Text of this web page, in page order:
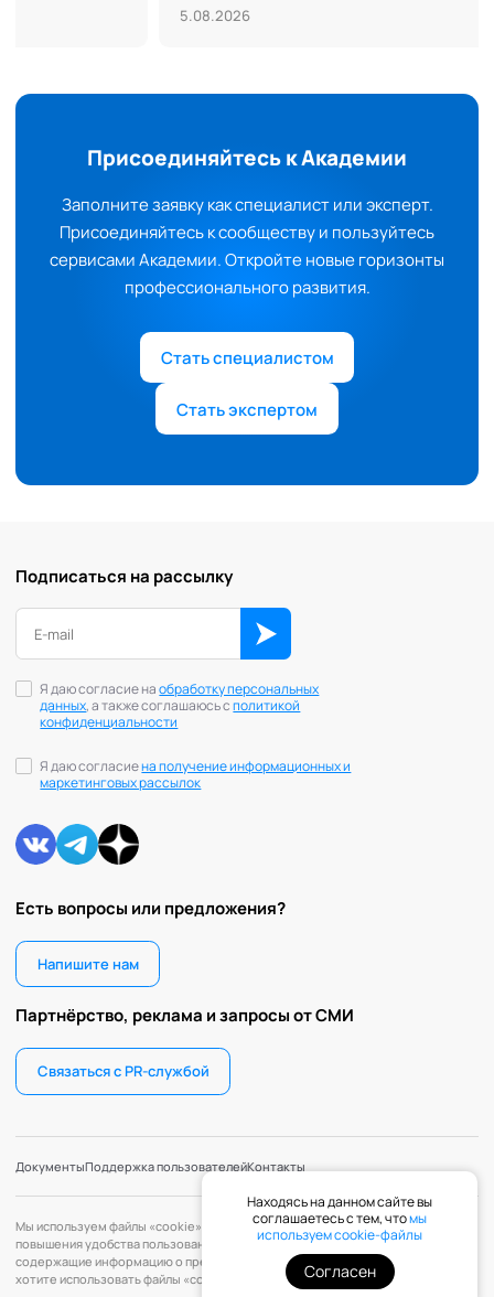
5.08.2026
Присоединяйтесь к Академии
Заполните заявку как специалист или эксперт.
Присоединяйтесь к сообществу и пользуйтесь
сервисами Академии. Откройте новые горизонты
профессионального развития.
Стать специалистом
Стать экспертом
Есть вопросы или предложения?
Напишите нам
Партнёрство, реклама и запросы от СМИ
Связаться с PR-службой
Подписаться на рассылку
Я даю согласие наобработку персональных
данных, а также соглашаюсь сполитикой
конфиденциальности
Я даю согласиена получение информационных и
маркетинговых рассылок
ДокументыПоддержка пользователейКонтакты
Мы используем файлы «cookie» с целью персонализации сервисов и
повышения удобства пользования веб-сайтом. «Cookie» — файлы,
содержащие информацию о предыдущих посещениях веб-сайта. Если вы не
хотите использовать файлы «cookie», измените настройки браузера.
Находясь на данном сайте вы
соглашаетесь с тем, чтомы
используем cookie-файлы
Согласен